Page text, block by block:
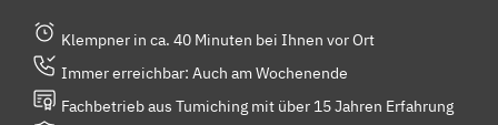
Klempner in ca. 40 Minuten bei Ihnen vor Ort
Immer erreichbar: Auch am Wochenende
Fachbetrieb aus Tumiching mit über 15 Jahren Erfahrung